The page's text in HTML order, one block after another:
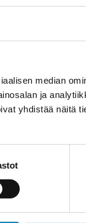
median
ja
yhdistää näitä